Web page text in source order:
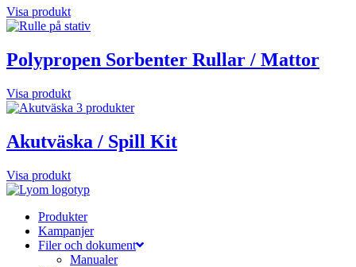
Visa produkt
Polypropen Sorbenter Rullar / Mattor
Visa produkt
Akutväska / Spill Kit
Visa produkt
Produkter
Kampanjer
Filer och dokument
Manualer